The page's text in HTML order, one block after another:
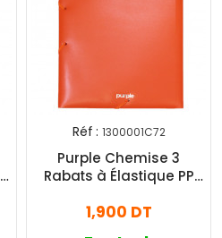
Réf : 1300001C72
Purple Chemise 3
Rabats à Élastique PP
1,900 DT